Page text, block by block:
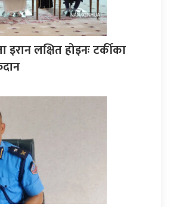
इरान लक्षित होइनः टर्कीका